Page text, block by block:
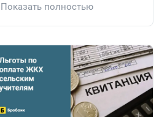
Показать полностью